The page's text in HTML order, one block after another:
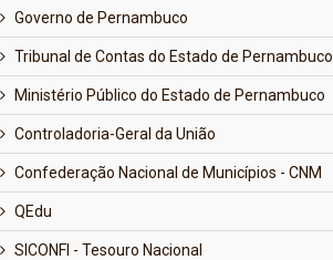
Governo de Pernambuco
Tribunal de Contas do Estado de Pernambuco
Ministério Público do Estado de Pernambuco
Controladoria-Geral da União
Confederação Nacional de Municípios - CNM
QEdu
SICONFI - Tesouro Nacional